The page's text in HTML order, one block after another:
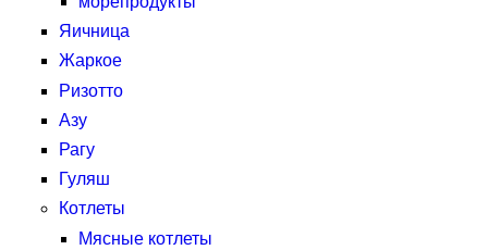
Яичница
Жаркое
Ризотто
Азу
Рагу
Гуляш
Котлеты
Мясные котлеты